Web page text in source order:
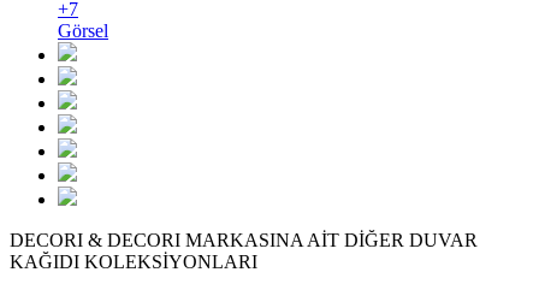
+7
Görsel
DECORI & DECORI MARKASINA AİT DİĞER DUVAR
KAĞIDI KOLEKSİYONLARI